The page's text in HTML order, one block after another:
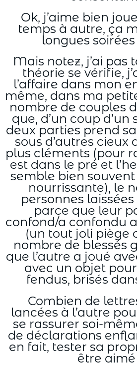
Ok, j’aime bien
temps à autre, ça
longues soirées
Mais notez, j’ai pas
théorie se vérifie,
l’affaire dans mon
même, dans ma
nombre de couples
que, d’un coup d’un
deux parties prend
sous d’autres cieux
plus cléments (pour
est dans le pré et
semble bien
nourrissante), le
personnes
parce que leur
confond/a confondu
(un tout joli piège
nombre de blessés
que l’autre a joué
avec un objet
fendus, brisés
Combien de
lancées à l’autre
se rassurer soi-
de déclarations
en fait, tester sa
être aimé